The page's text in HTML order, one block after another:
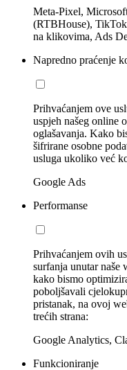
Meta-Pixel,
(RTBHouse),
na klikovima, Ads
Napredno praćenje
Prihvaćanjem ove
uspjeh našeg online
oglašavanja. Kako
šifrirane osobne
usluga ukoliko već
Google Ads
Performanse
Prihvaćanjem ovih
surfanja unutar naše
kako bismo
poboljšavali
pristanak, na ovoj
trećih strana:
Google Analytics,
Funkcioniranje